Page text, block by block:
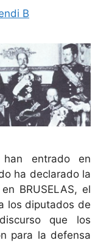
B
entrado en
ha declarado la
BRUSELAS, el
los diputados de
que los
para la defensa